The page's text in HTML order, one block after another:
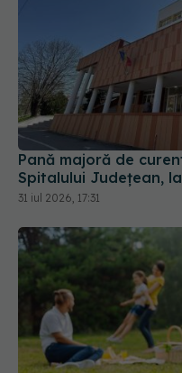
Pană majoră de
Spitalului Județean,
31 iul 2026, 17:31